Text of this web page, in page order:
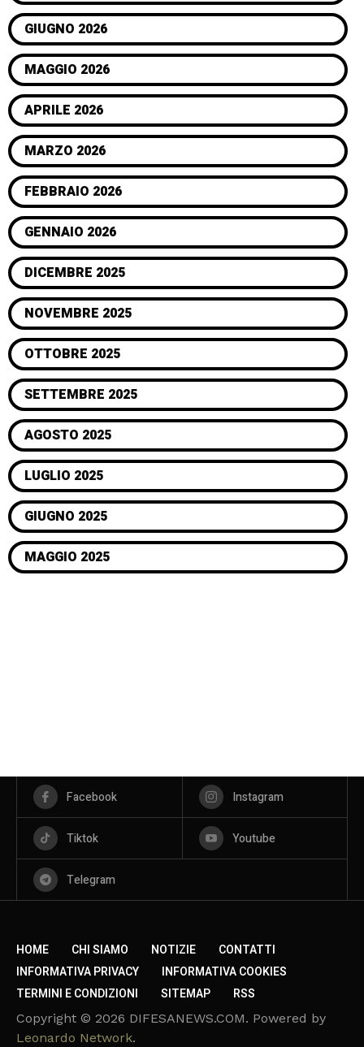
GIUGNO 2026
MAGGIO 2026
APRILE 2026
MARZO 2026
FEBBRAIO 2026
GENNAIO 2026
DICEMBRE 2025
NOVEMBRE 2025
OTTOBRE 2025
SETTEMBRE 2025
AGOSTO 2025
LUGLIO 2025
GIUGNO 2025
MAGGIO 2025
Facebook Instagram
Tiktok Youtube
Telegram
HOME CHI SIAMO NOTIZIE
CONTATTI
INFORMATIVA PRIVACY
INFORMATIVA COOKIES
TERMINI E CONDIZIONI
SITEMAP RSS
Copyright © 2026 DIFESANEWS.COM. Powered by
Leonardo Network.